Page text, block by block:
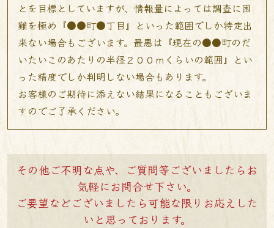
とを目標としていますが、情報量によっては調査に困
難を極め『●●町●丁目』といった範囲でしか特定出
来ない場合もございます。最悪は『現在の●●町のだ
いたいこのあたりの半径２００ｍくらいの範囲』とい
った精度でしか判明しない場合もあります。
お客様のご期待に添えない結果になることもございま
すのでご了承ください。
その他ご不明な点や、ご質問等ございましたらお
気軽にお問合せ下さい。
ご要望などございましたら可能な限りお応えした
いと思っております。